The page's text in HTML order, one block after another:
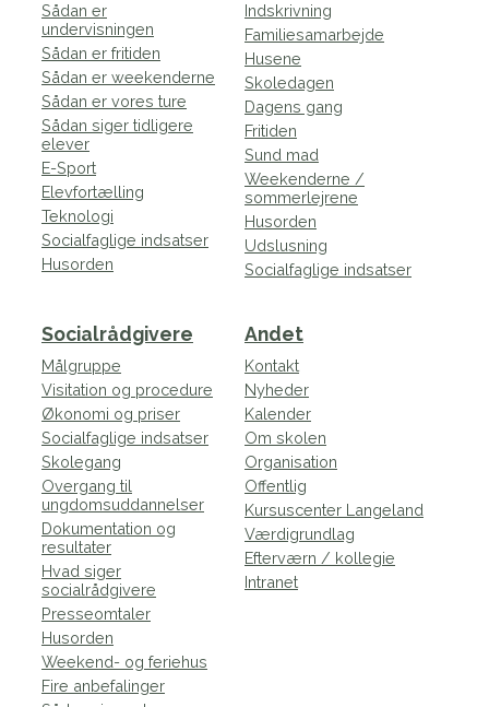
Sådan er
undervisningen
Sådan er fritiden
Sådan er weekenderne
Sådan er vores ture
Sådan siger tidligere
elever
E-Sport
Elevfortælling
Teknologi
Socialfaglige indsatser
Husorden
Indskrivning
Familiesamarbejde
Husene
Skoledagen
Dagens gang
Fritiden
Sund mad
Weekenderne /
sommerlejrene
Husorden
Udslusning
Socialfaglige indsatser
Socialrådgivere
Målgruppe
Visitation og procedure
Økonomi og priser
Socialfaglige indsatser
Skolegang
Overgang til
ungdomsuddannelser
Dokumentation og
resultater
Hvad siger
socialrådgivere
Presseomtaler
Husorden
Weekend- og feriehus
Fire anbefalinger
Andet
Kontakt
Nyheder
Kalender
Om skolen
Organisation
Offentlig
Kursuscenter Langeland
Værdigrundlag
Efterværn / kollegie
Intranet